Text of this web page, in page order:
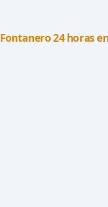
Fontanero 24 horas